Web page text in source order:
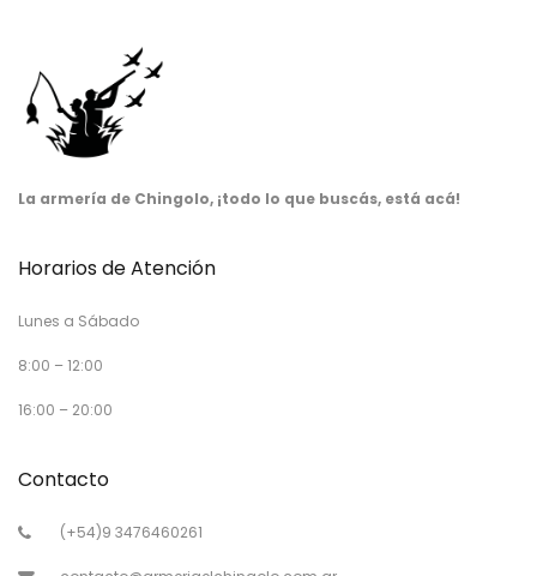
La armería de Chingolo, ¡todo lo que buscás, está acá!
Horarios de Atención
Lunes a Sábado
8:00 – 12:00
16:00 – 20:00
Contacto
(+54)9 3476460261